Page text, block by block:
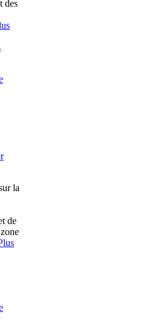
des
la
de